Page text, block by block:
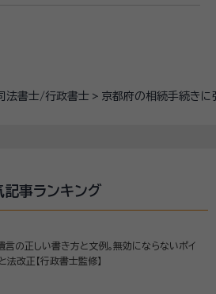
法書士/行政書士 京都府の相続手続き
記事ランキング
言の正しい書き方と文例。無効にならないポイ
法改正【行政書士監修】